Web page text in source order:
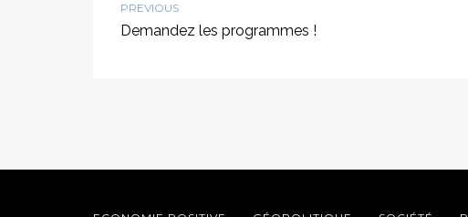
PREVIOUS
Demandez les programmes !